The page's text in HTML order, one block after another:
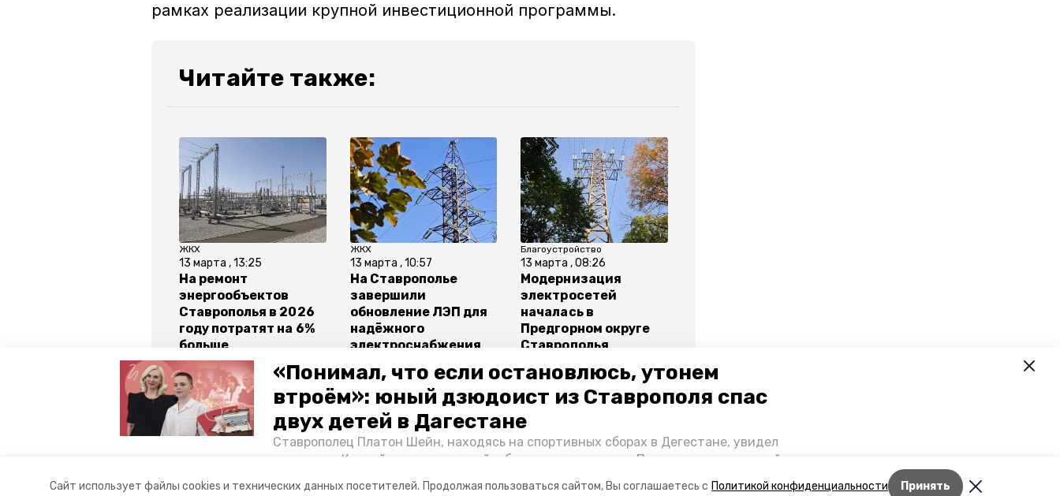
Сайт использует файлы cookies и технических данных посетителей. Продолжая пользоваться сайтом, Вы соглашаетесь с Политикой конфиденциальности Принять
«Понимал, что если остановлюсь, утонем
втроём»: юный дзюдоист из Ставрополя спас
двух детей в Дагестане
Ставрополец Платон Шейн, находясь на спортивных сборах в Дегестане, увидел
тонущих в Каспийском море детей и бросился на помощь. По возвращении домой,
Лента новостей
рамках реализации крупной инвестиционной программы.
Читайте также:
ЖКХ
13 марта , 13:25
На ремонт
энергообъектов
Ставрополья в 2026
году потратят на 6%
больше
ЖКХ
13 марта , 10:57
На Ставрополье
завершили
обновление ЛЭП для
надёжного
электроснабжения
Благоустройство
13 марта , 08:26
Модернизация
электросетей
началась в
Предгорном округе
Ставрополья
Все новости
пятигорск